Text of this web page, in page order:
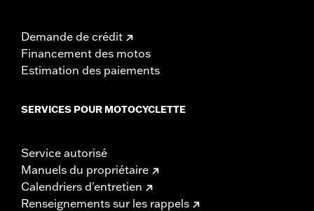
Demande de crédit
Financement des motos
Estimation des paiements
SERVICES POUR MOTOCYCLETTE
Service autorisé
Manuels du propriétaire
Calendriers d'entretien
Renseignements sur les rappels